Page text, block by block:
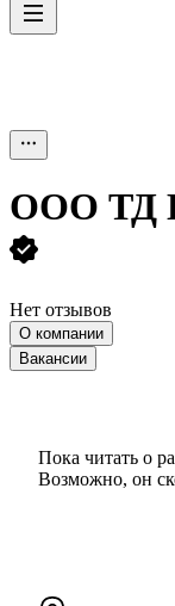
ООО ТД
Нет отзывов
О компании
Вакансии
Пока читать о
Возможно, он